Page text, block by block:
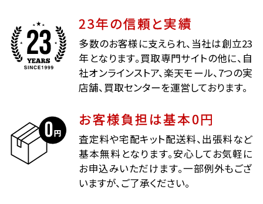
23年の信頼と実績
多数のお客様に支えられ、当社は創立23
年となります。買取専門サイトの他に、自
社オンラインストア、楽天モール、7つの実
店舗、買取センターを運営しております。
お客様負担は基本0円
査定料や宅配キット配送料、出張料など
基本無料となります。安心してお気軽に
お申込みいただけます。一部例外もござ
いますが、ご了承ください。